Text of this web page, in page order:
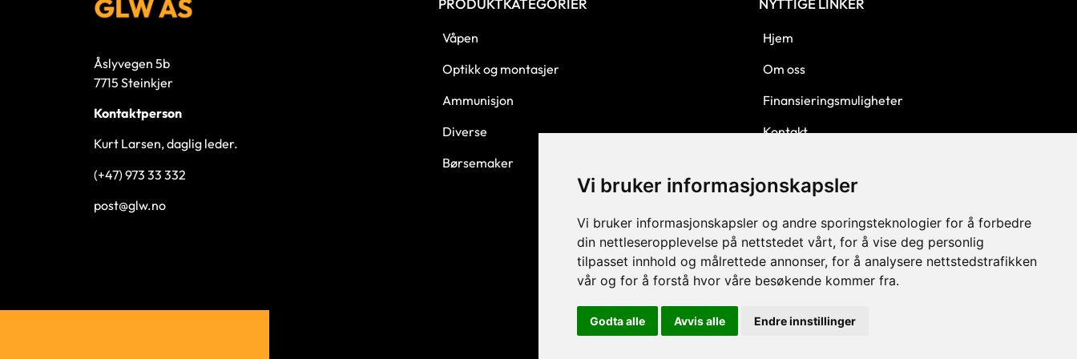
Vi bruker informasjonskapsler
Vi bruker informasjonskapsler og andre sporingsteknologier for å forbedre
din nettleseropplevelse på nettstedet vårt, for å vise deg personlig
tilpasset innhold og målrettede annonser, for å analysere nettstedstrafikken
vår og for å forstå hvor våre besøkende kommer fra.
Godta alle Avvis alle Endre innstillinger
Åslyvegen 5b
7715 Steinkjer
Kontaktperson
Kurt Larsen, daglig leder.
(+47) 973 33 332
post@glw.no
PRODUKTKATEGORIER
Våpen
Optikk og montasjer
Ammunisjon
Diverse
Børsemaker
NYTTIGE LINKER
Hjem
Om oss
Finansieringsmuligheter
Kontakt
Kjøpsbetingelser